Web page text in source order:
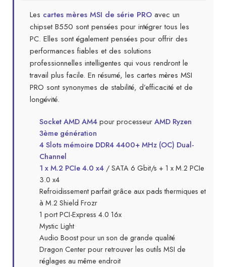
Les cartes mères MSI de série PRO avec un
chipset B550 sont pensées pour intégrer tous les
PC. Elles sont également pensées pour offrir des
performances fiables et des solutions
professionnelles intelligentes qui vous rendront le
travail plus facile. En résumé, les cartes mères MSI
PRO sont synonymes de stabilité, d’efficacité et de
longévité.
Socket AMD AM4pour processeurAMD Ryzen
3ème génération
4 Slots mémoire DDR4 4400+ MHz (OC) Dual-
Channel
1 x M.2 PCIe 4.0 x4 / SATA 6 Gbit/s + 1 x M.2 PCIe
3.0 x4
Refroidissement parfait grâce aux pads thermiques et
à M.2 Shield Frozr
1 port PCI-Express 4.0 16x
Mystic Light
Audio Boost pour un son de grande qualité
Dragon Center pour retrouver les outils MSI de
réglages au même endroit